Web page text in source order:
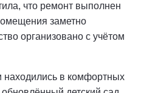
что ремонт выполнен
заметно
организовано с учётом
находились в комфортных